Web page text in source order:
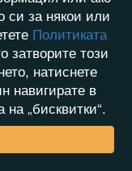
си за някои или
Политиката
затворите този
натиснете
навигирате в
„бисквитки“.